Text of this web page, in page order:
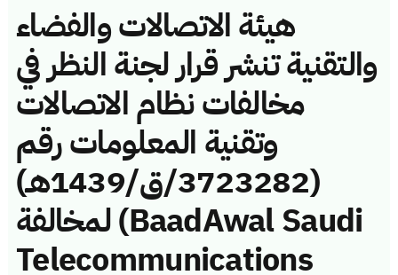
هيئة الاتصالات والفضاء
والتقنية تنشر قرار لجنة النظر في
مخالفات نظام الاتصالات
وتقنية المعلومات رقم
(3723282/ق/1439هـ)
لمخالفة (BaadAwal Saudi
Telecommunications